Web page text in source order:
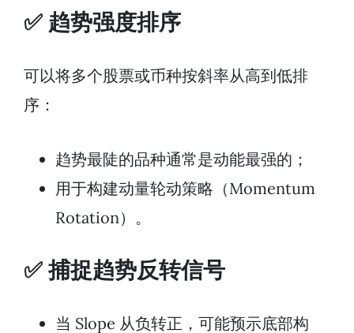
✅ 趋势强度排序
可以将多个股票或币种按斜率从高到低排
序：
趋势最陡的品种通常是动能最强的；
用于构建动量轮动策略（Momentum
Rotation）。
✅ 捕捉趋势反转信号
当 Slope 从负转正，可能预示底部构